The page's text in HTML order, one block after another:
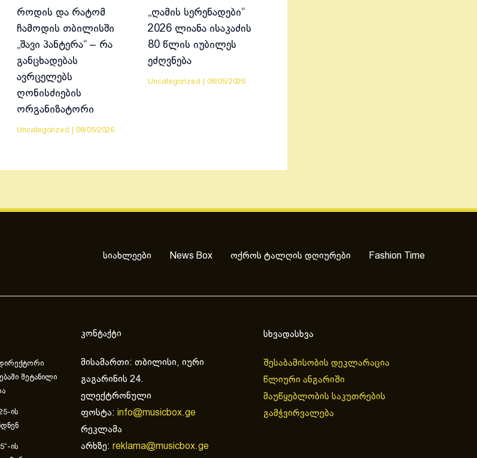
როდის და რატომ
ჩამოდის თბილისში
„შავი პანტერა“ – რა
განცხადებას
ავრცელებს
ღონისძიების
ორგანიზატორი
Uncategorized |08/05/2026
„ღამის სერენადები“
2026 ლიანა ისაკაძის
80 წლის იუბილეს
ეძღვნება
Uncategorized 08/05/2026
სიახლეები News Box ოქროს ტალღის დღიურები Fashion Time
შეტანილი
ის
ის
კონტაქტი
მისამართი: თბილისი, იური
გაგარინის 24.
ელექტრონული
ფოსტა: info@musicbox.ge
რეკლამა
არხზე: reklama@musicbox.ge
სხვადასხვა
შესაბამისობის დეკლარაცია
წლიური ანგარიში
მაუწყებლობის საკუთრების
გამჭვირვალება